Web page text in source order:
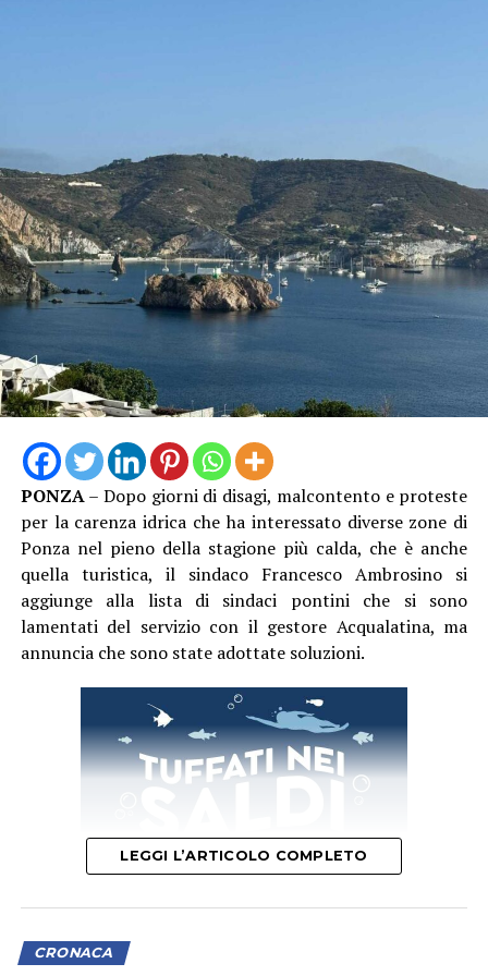
PONZA– Dopo giorni di disagi, malcontento e proteste
per la carenza idrica che ha interessato diverse zone di
Ponza nel pieno della stagione più calda, che è anche
quella turistica, il sindaco Francesco Ambrosino si
aggiunge alla lista di sindaci pontini che si sono
lamentati del servizio con il gestore Acqualatina, ma
annuncia che sono state adottate soluzioni.
LEGGI L’ARTICOLO COMPLETO
CRONACA